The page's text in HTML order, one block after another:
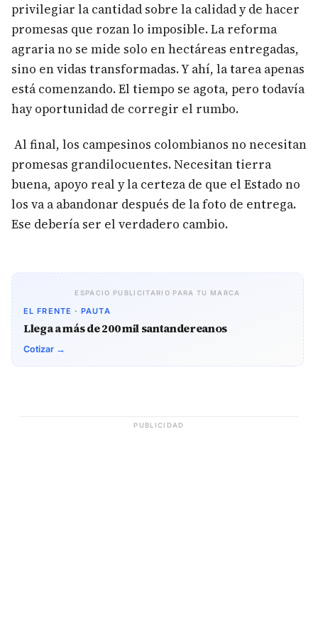
privilegiar la cantidad sobre la calidad y de hacer
promesas que rozan lo imposible. La reforma
agraria no se mide solo en hectáreas entregadas,
sino en vidas transformadas. Y ahí, la tarea apenas
está comenzando. El tiempo se agota, pero todavía
hay oportunidad de corregir el rumbo.
Al final, los campesinos colombianos no necesitan
promesas grandilocuentes. Necesitan tierra
buena, apoyo real y la certeza de que el Estado no
los va a abandonar después de la foto de entrega.
Ese debería ser el verdadero cambio.
ESPACIO PUBLICITARIO PARA TU MARCA
EL FRENTE · PAUTA
Llega a más de 200 mil santandereanos
Cotizar →
PUBLICIDAD